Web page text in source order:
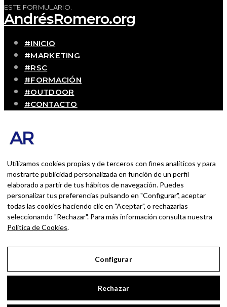
ESTE FORMULARIO.
AndrésRomero.org
#INICIO
#MARKETING
#RSC
#FORMACIÓN
#OUTDOOR
#CONTACTO
Blog personal y profesional de Andrés Romero.
persona que disfruta con lo que hace cada día
BUSCAR POR:
BUSCAR
Ingresa las palabras de la búsqueda y presiona
Enter.
Utilizamos cookies propias y de terceros con fines analíticos y para
mostrarte publicidad personalizada en función de un perfil
elaborado a partir de tus hábitos de navegación. Puedes
personalizar tus preferencias pulsando en "Configurar", aceptar
todas las cookies haciendo clic en "Aceptar", o rechazarlas
seleccionando "Rechazar". Para más información consulta nuestra
Política de Cookies.
Configurar
Rechazar
Aviso Legal
Política de Privacidad